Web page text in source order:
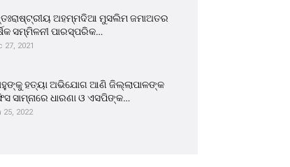
ଅହମ୍ମଦିଆ ମୁସଲିମ ଜମାଅତର
ସମ୍ମିଳନୀ ପାରସ୍ପରିକ…
27, 2021
ହତ୍ୟା ଅଭିଯୋଗ ଆଣି ଜିଲ୍ଲାପାଳଙ୍କ
ସାମ୍ନାରେ ଧାରଣା ଓ ଏସପିଙ୍କ…
25, 2022